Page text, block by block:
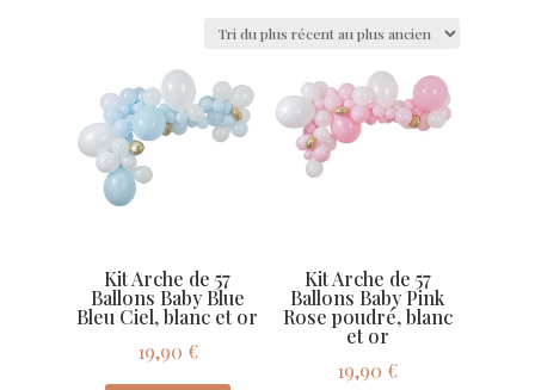
Kit Arche de 57
Ballons Baby Blue
Bleu Ciel, blanc et or
19,90 €
Kit Arche de 57
Ballons Baby Pink
Rose poudré, blanc
et or
19,90 €